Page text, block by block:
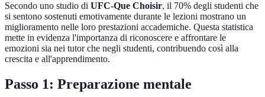
Secondo uno studio di UFC-Que Choisir, il 70% degli studenti che
si sentono sostenuti emotivamente durante le lezioni mostrano un
miglioramento nelle loro prestazioni accademiche. Questa statistica
mette in evidenza l'importanza di riconoscere e affrontare le
emozioni sia nei tutor che negli studenti, contribuendo così alla
crescita e all'apprendimento.
Passo 1: Preparazione mentale